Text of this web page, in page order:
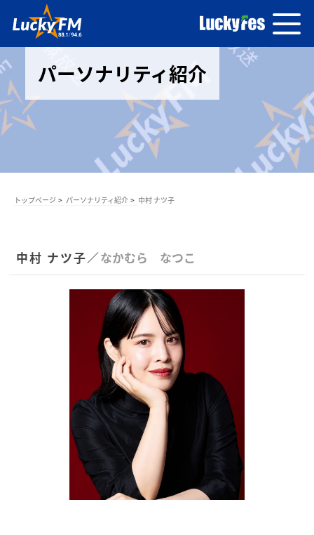
パーソナリティ紹介
トップページ パーソナリティ紹介 中村 ナツ子
中村 ナツ子／なかむら なつこ